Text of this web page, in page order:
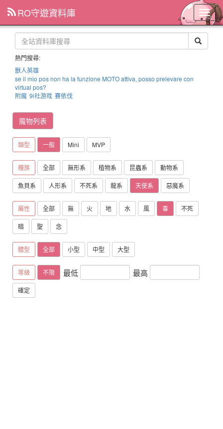
主
選
單
RO守遊資料庫
熱門搜尋:
獸人英雄
se il mio pos non ha la funzione MOTO attiva, posso prelevare con
virtual pos?
附魔 9i社游戏 賽依伐
魔物列表
類型 一般 Mini MVP
種族 全部 無形系 植物系 昆蟲系 動物系
魚貝系 人形系 不死系 龍系 天使系 惡魔系
屬性 全部 無 火 地 水 風 毒 不死
暗 聖 念
體型 全部 小型 中型 大型
等級 不限 最低 最高
確定